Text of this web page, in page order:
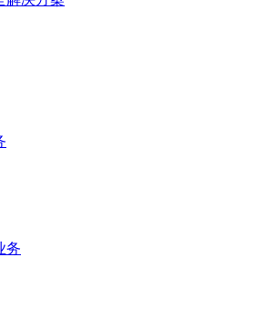
务